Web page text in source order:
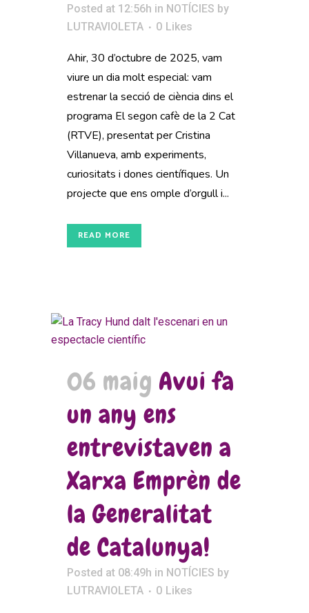
Posted at 12:56h in NOTÍCIES by
LUTRAVIOLETA
0 Likes
Ahir, 30 d’octubre de 2025, vam
viure un dia molt especial: vam
estrenar la secció de ciència dins el
programa El segon cafè de la 2 Cat
(RTVE), presentat per Cristina
Villanueva, amb experiments,
curiositats i dones científiques. Un
projecte que ens omple d’orgull i...
READ MORE
06 maig Avui fa
un any ens
entrevistaven a
Xarxa Emprèn de
la Generalitat
de Catalunya!
Posted at 08:49h in NOTÍCIES by
LUTRAVIOLETA
0 Likes